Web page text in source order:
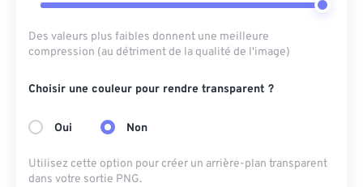
Des valeurs plus faibles donnent une meilleure
compression (au détriment de la qualité de l'image)
Choisir une couleur pour rendre transparent ?
Oui Non
Utilisez cette option pour créer un arrière-plan transparent
dans votre sortie PNG.